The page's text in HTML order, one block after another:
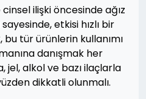
ilişki öncesinde ağız
etkisi hızlı bir
tür ürünlerin kullanımı
danışmak her
jel, alkol ve bazı ilaçlarla
dikkatli olunmalı.